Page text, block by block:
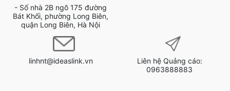
- Số nhà 2B ngõ 175 đường
Bát Khối, phường Long Biên,
quận Long Biên, Hà Nội
linhnt@ideaslink.vn
Liên hệ Quảng cáo:
0963888883